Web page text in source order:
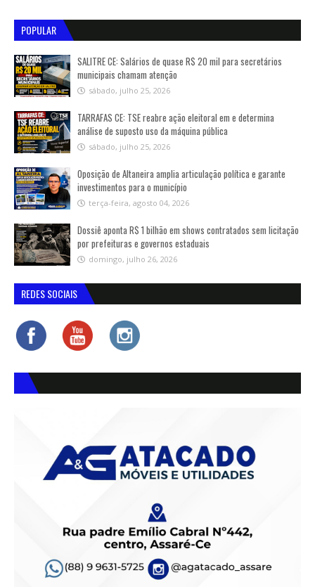
POPULAR
SALITRE CE: Salários de quase R$ 20 mil para secretários
municipais chamam atenção
sábado, julho 25, 2026
TARRAFAS CE: TSE reabre ação eleitoral em e determina
análise de suposto uso da máquina pública
sábado, julho 25, 2026
Oposição de Altaneira amplia articulação política e garante
investimentos para o município
terça-feira, agosto 04, 2026
Dossiê aponta R$ 1 bilhão em shows contratados sem licitação
por prefeituras e governos estaduais
domingo, julho 26, 2026
REDES SOCIAIS